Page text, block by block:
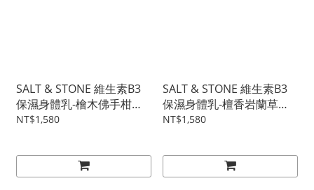
SALT & STONE 維生素B3
保濕身體乳-檜木佛手柑
450ml
NT$1,580
SALT & STONE 維生素B3
保濕身體乳-檀香岩蘭草
450ml
NT$1,580